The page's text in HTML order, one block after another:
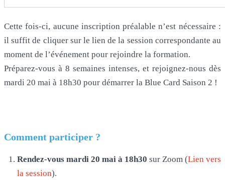
Cette fois-ci, aucune inscription préalable n’est nécessaire :
il suffit de cliquer sur le lien de la session correspondante au
moment de l’événement pour rejoindre la formation.
Préparez-vous à 8 semaines intenses, et rejoignez-nous dès
mardi 20 mai à 18h30 pour démarrer la Blue Card Saison 2 !
Comment participer ?
Rendez-vous mardi 20 mai à 18h30 sur Zoom (Lien vers
la session).